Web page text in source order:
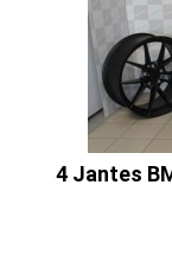
4 Jantes